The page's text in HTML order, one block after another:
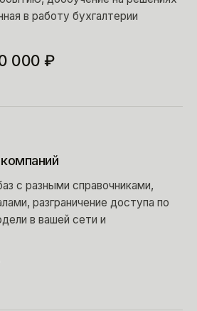
в работу бухгалтерии
000 ₽
с разными справочниками,
разграничение доступа по
в вашей сети и